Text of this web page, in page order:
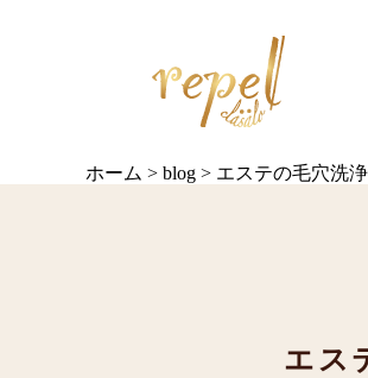
ホーム > blog > エステの毛穴洗
エス